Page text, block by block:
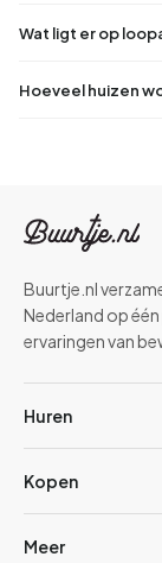
Wat ligt er op
Hoeveel huizen
Buurtje.nl
Nederland op
ervaringen van
Huren
Kopen
Meer